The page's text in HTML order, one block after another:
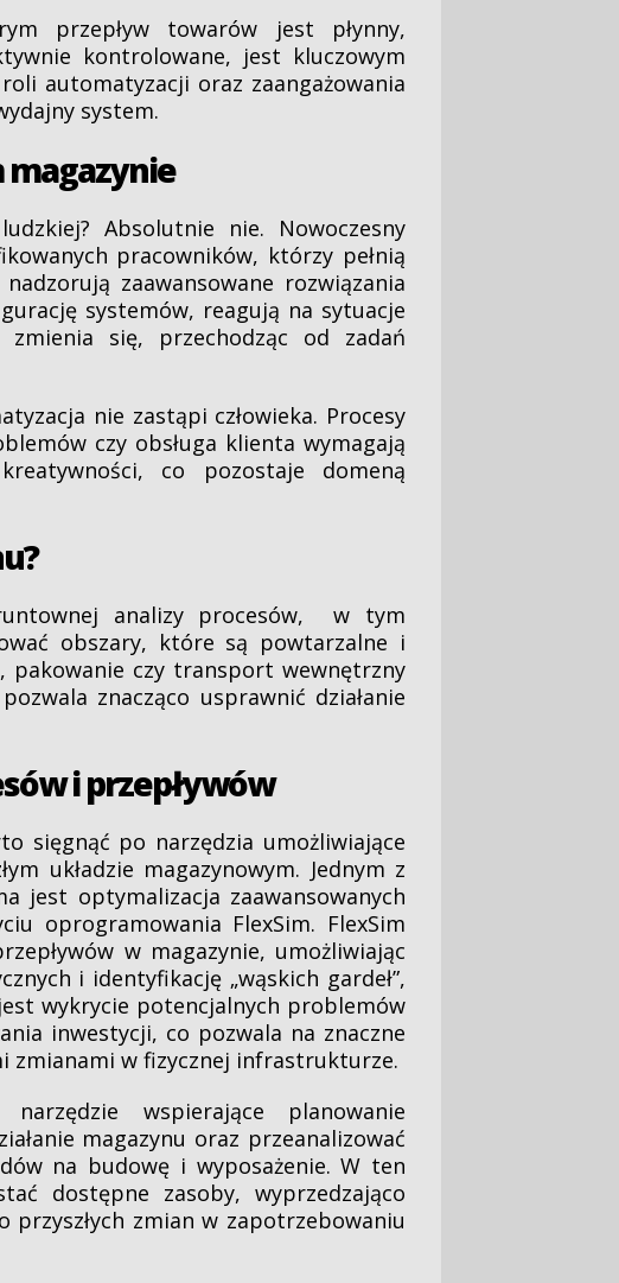
przepływ towarów jest płynny,
kontrolowane, jest kluczowym
automatyzacji oraz zaangażowania
system.
magazynie
Absolutnie nie. Nowoczesny
pracowników, którzy pełnią
zaawansowane rozwiązania
systemów, reagują na sytuacje
zmienia się, przechodząc od zadań
nie zastąpi człowieka. Procesy
czy obsługa klienta wymagają
co pozostaje domeną
analizy procesów, w tym
obszary, które są powtarzalne i
pakowanie czy transport wewnętrzny
znacząco usprawnić działanie
i przepływów
sięgnąć po narzędzia umożliwiające
układzie magazynowym. Jednym z
jest optymalizacja zaawansowanych
oprogramowania FlexSim. FlexSim
w magazynie, umożliwiając
i identyfikację „wąskich gardeł”,
wykrycie potencjalnych problemów
inwestycji, co pozwala na znaczne
zmianami w fizycznej infrastrukturze.
wspierające planowanie
magazynu oraz przeanalizować
na budowę i wyposażenie. W ten
dostępne zasoby, wyprzedzająco
zmian w zapotrzebowaniu